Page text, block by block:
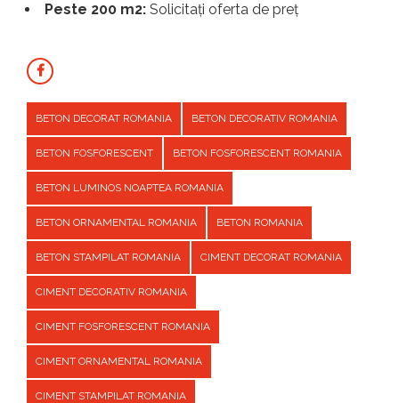
Peste 200 m2: Solicitați oferta de preț
BETON DECORAT ROMANIA BETON DECORATIV ROMANIA
BETON FOSFORESCENT BETON FOSFORESCENT ROMANIA
BETON LUMINOS NOAPTEA ROMANIA
BETON ORNAMENTAL ROMANIA BETON ROMANIA
BETON STAMPILAT ROMANIA CIMENT DECORAT ROMANIA
CIMENT DECORATIV ROMANIA
CIMENT FOSFORESCENT ROMANIA
CIMENT ORNAMENTAL ROMANIA
CIMENT STAMPILAT ROMANIA